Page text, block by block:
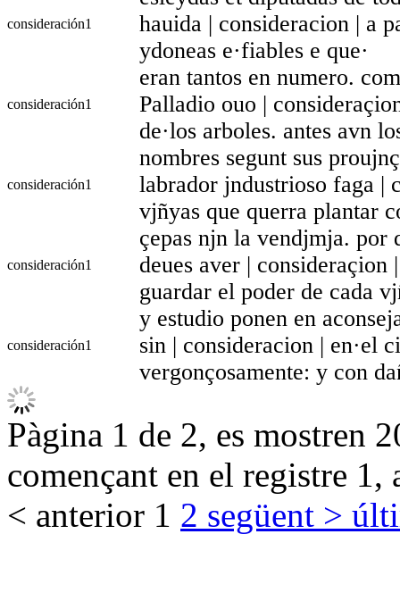
consideración1
hauida | consideracion | a
ydoneas e·fiables e que·
consideración1
eran tantos en numero.
Palladio ouo |
de·los arboles. antes avn
consideración1
nombres segunt sus
labrador jndustrioso faga |
vjñyas que querra plantar
consideración1
çepas njn la vendjmja. por
deues aver | consideraçion
guardar el poder de cada
consideración1
y estudio ponen en
sin | consideracion | en·el
vergonçosamente: y con
Pàgina 1 de 2, es mostren
començant en el registre 1,
< anterior 1 2 següent >